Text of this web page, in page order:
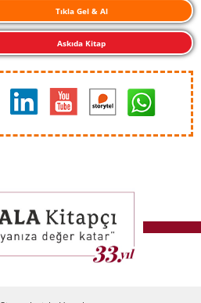
Tıkla Gel & Al
Askıda Kitap